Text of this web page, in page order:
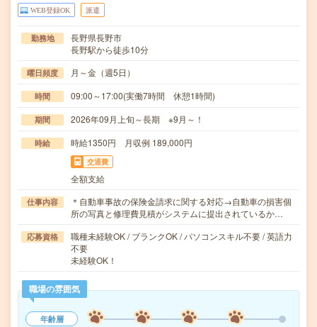
WEB登録OK 派遣
勤務地
長野県長野市
長野駅から徒歩10分
曜日頻度 月～金（週5日）
時間 09:00～17:00(実働7時間 休憩1時間)
期間 2026年09月上旬～長期 ※9月～！
時給 時給1350円 月収例 189,000円
交通費
全額支給
仕事内容
＊自動車事故の保険金請求に関する対応→自動車の損害個
所の写真と修理費見積がシステムに提出されているか…
応募資格
職種未経験OK / ブランクOK / パソコンスキル不要 / 英語力
不要
未経験OK！
職場の雰囲気
年齢層